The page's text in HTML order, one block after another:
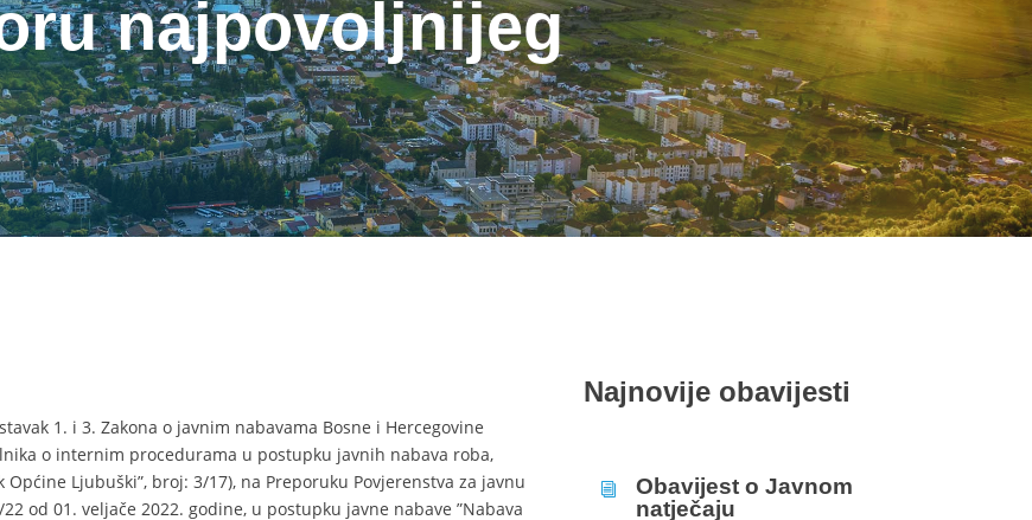
najpovoljnijeg
1. i 3. Zakona o javnim nabavama Bosne i Hercegovine
o internim procedurama u postupku javnih nabava roba,
Ljubuški”, broj: 3/17), na Preporuku Povjerenstva za javnu
od 01. veljače 2022. godine, u postupku javne nabave ”Nabava
Najnovije obavijesti
i
Obavijest o Javnom
natječaju